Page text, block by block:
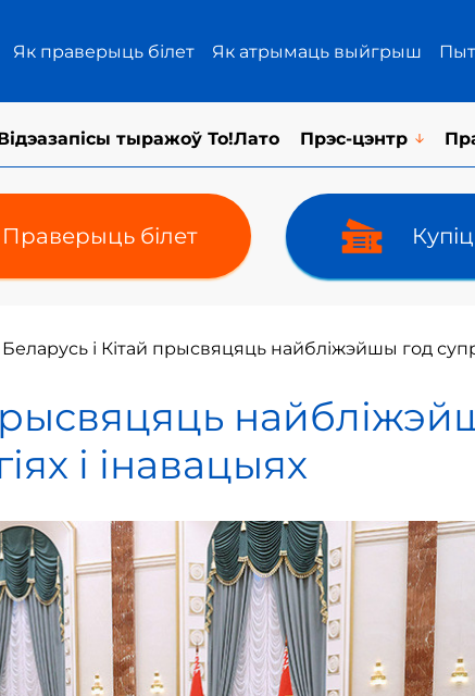
Як праверыць білет Як атрымаць выйгрыш
тыражоў То!Лато Прэс-цэнтр
Праверыць білет
Беларусь і Кітай прысвяцяць найбліжэйшы год
і інавацыях